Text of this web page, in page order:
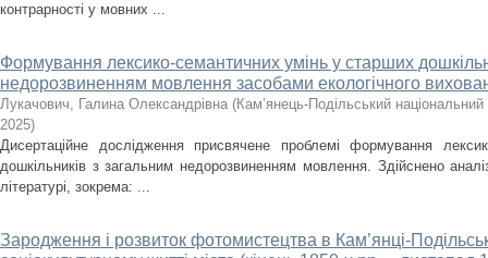
контрарності у мовних ...
Формування лексико-семантичних умінь у старших
недорозвиненням мовлення засобами екологічного
Лукачович, Галина Олександрівна (Кам’янець-Подільський національний
2025)
Дисертаційне дослідження присвячене проблемі формування
дошкільників з загальним недорозвиненням мовлення. Здійснено
літературі, зокрема: ...
Зародження і розвиток фотомистецтва в Кам’янці-